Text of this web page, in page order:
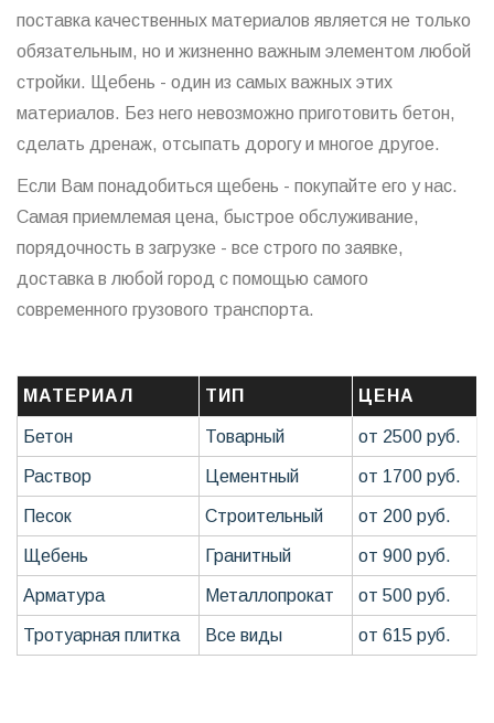
поставка качественных материалов является не только
обязательным, но и жизненно важным элементом любой
стройки. Щебень - один из самых важных этих
материалов. Без него невозможно приготовить бетон,
сделать дренаж, отсыпать дорогу и многое другое.
Если Вам понадобиться щебень - покупайте его у нас.
Самая приемлемая цена, быстрое обслуживание,
порядочность в загрузке - все строго по заявке,
доставка в любой город с помощью самого
современного грузового транспорта.
МАТЕРИАЛ ТИП ЦЕНА
Бетон Товарный от 2500 руб.
Раствор Цементный от 1700 руб.
Песок Строительный от 200 руб.
Щебень Гранитный от 900 руб.
Арматура Металлопрокат от 500 руб.
Тротуарная плитка Все виды от 615 руб.